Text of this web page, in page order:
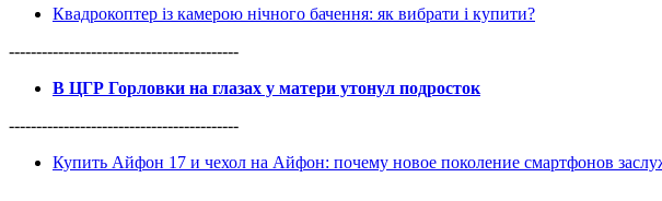
Квадрокоптер із камерою нічного бачення: як вибрати і купити?
------------------------------------------
В ЦГР Горловки на глазах у матери утонул подросток
------------------------------------------
Купить Айфон 17 и чехол на Айфон: почему новое поколение смартфонов